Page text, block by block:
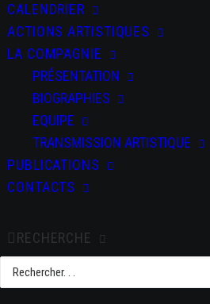
CALENDRIER
ACTIONS ARTISTIQUES
LA COMPAGNIE
PRÉSENTATION
BIOGRAPHIES
EQUIPE
TRANSMISSION ARTISTIQUE
PUBLICATIONS
CONTACTS
RECHERCHE
PARTAGEZ CET